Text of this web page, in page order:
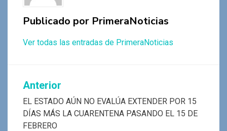
Publicado por PrimeraNoticias
Ver todas las entradas de PrimeraNoticias
Navegación
de
entradas
Anterior
EL ESTADO AÚN NO EVALÚA EXTENDER POR 15
DÍAS MÁS LA CUARENTENA PASANDO EL 15 DE
FEBRERO